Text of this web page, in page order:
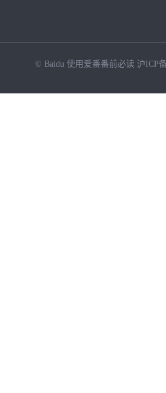
© Baidu 使用爱番番前必读 沪ICP